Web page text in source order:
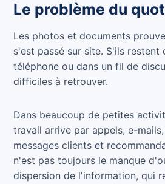
Le problème du
Les photos et documents
s'est passé sur site. S'ils restent
téléphone ou dans un fil de
difficiles à retrouver.
Dans beaucoup de petites
travail arrive par appels, e-
messages clients et
n'est pas toujours le manque
dispersion de l'information, qui